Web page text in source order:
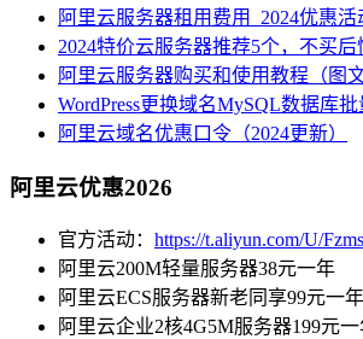
阿里云服务器租用费用_2024优惠活
2024特价云服务器推荐5个，不买后
阿里云服务器购买和使用教程（图文
WordPress更换域名MySQL数据库
阿里云域名优惠口令（2024更新）
阿里云优惠2026
官方活动： https://t.aliyun.com/U/
阿里云200M轻量服务器38元一年
阿里云ECS服务器新老同享99元一年
阿里云企业2核4G5M服务器199元